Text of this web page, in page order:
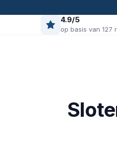
4.9/5
op basis van 127